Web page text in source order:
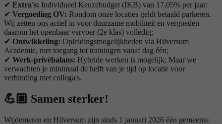
✔ Extra's: Individueel Keuzebudget (IKB) van 17,05% per jaar;
✔ Vergoeding OV: Rondom onze locaties geldt betaald parkeren.
Wij zetten ons actief in voor duurzame mobiliteit en vergoeden
daarom het openbaar vervoer (2e klas) volledig;
✔ Ontwikkeling: Opleidingsmogelijkheden via Hilversum
Academie, met toegang tot trainingen vanaf dag één;
✔ Werk-privébalans: Hybride werken is mogelijk; Maar we
verwachten je minimaal de helft van je tijd op locatie voor
verbinding met collega's.
💪🏽 Samen sterker!
Wijdemeren en Hilversum zijn sinds 1 januari 2026 één gemeente.